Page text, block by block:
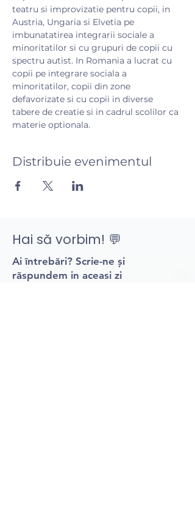
teatru si improvizatie pentru copii, in
Austria, Ungaria si Elvetia pe
imbunatatirea integrarii sociale a
minoritatilor si cu grupuri de copii cu
spectru autist. In Romania a lucrat cu
copii pe integrare sociala a
minoritatilor, copii din zone
defavorizate si cu copii in diverse
tabere de creatie si in cadrul scolilor ca
materie optionala.
Distribuie evenimentul
Hai să vorbim! 💬
Ai întrebări? Scrie-ne și
răspundem in aceasi zi